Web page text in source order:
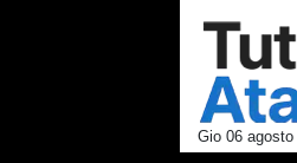
Gio 06 agosto